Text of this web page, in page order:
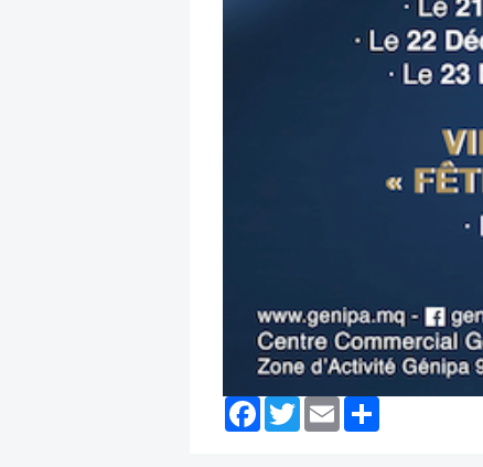
FacebookTwitterEmail